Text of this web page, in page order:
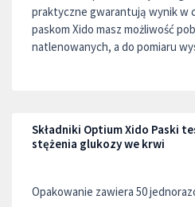
praktyczne gwarantują wynik w
paskom Xido masz możliwość
natlenowanych, a do pomiaru
Składniki Optium Xido Paski
stężenia glukozy we krwi
Opakowanie zawiera 50